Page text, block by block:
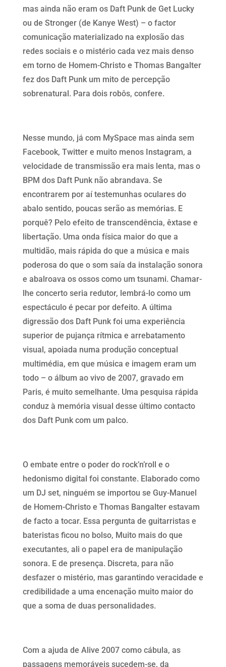
mas ainda não eram os Daft Punk de Get Lucky
ou de Stronger (de Kanye West) – o factor
comunicação materializado na explosão das
redes sociais e o mistério cada vez mais denso
em torno de Homem-Christo e Thomas Bangalter
fez dos Daft Punk um mito de percepção
sobrenatural. Para dois robôs, confere.
Nesse mundo, já com MySpace mas ainda sem
Facebook, Twitter e muito menos Instagram, a
velocidade de transmissão era mais lenta, mas o
BPM dos Daft Punk não abrandava. Se
encontrarem por aí testemunhas oculares do
abalo sentido, poucas serão as memórias. E
porquê? Pelo efeito de transcendência, êxtase e
libertação. Uma onda física maior do que a
multidão, mais rápida do que a música e mais
poderosa do que o som saía da instalação sonora
e abalroava os ossos como um tsunami. Chamar-
lhe concerto seria redutor, lembrá-lo como um
espectáculo é pecar por defeito. A última
digressão dos Daft Punk foi uma experiência
superior de pujança rítmica e arrebatamento
visual, apoiada numa produção conceptual
multimédia, em que música e imagem eram um
todo – o álbum ao vivo de 2007, gravado em
Paris, é muito semelhante. Uma pesquisa rápida
conduz à memória visual desse último contacto
dos Daft Punk com um palco.
O embate entre o poder do rock’n’roll e o
hedonismo digital foi constante. Elaborado como
um DJ set, ninguém se importou se Guy-Manuel
de Homem-Christo e Thomas Bangalter estavam
de facto a tocar. Essa pergunta de guitarristas e
bateristas ficou no bolso, Muito mais do que
executantes, ali o papel era de manipulação
sonora. E de presença. Discreta, para não
desfazer o mistério, mas garantindo veracidade e
credibilidade a uma encenação muito maior do
que a soma de duas personalidades.
Com a ajuda de Alive 2007 como cábula, as
passagens memoráveis sucedem-se, da